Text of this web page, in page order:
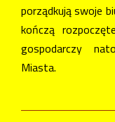
porządkują swoje
kończą
gospodarczy
Miasta.